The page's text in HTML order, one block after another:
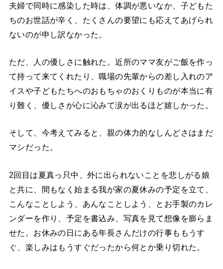
夫婦で同時に感染した時は、体調が悪いなか、子どもた
ちのお世話が辛く、たくさんの要望にも応えてあげられ
ないのが申し訳なかった。
ただ、人の優しさに触れた。近所のママ友がご飯を作っ
て持って来てくれたり、職場の先輩からの差し入れのア
イスや子どもたちへのおもちゃのおくりものが本当に有
り難く、優しさが心に沁みて涙が出るほど嬉しかった。
そして、今考えてみると、親の体力的なしんどさはまだ
マシだった。
2回目は夏真っ只中、外に出られないことを悲しがる娘
と共に、間もなく始まる我が家の夏休みの予定を立て、
こんなことしよう、あんなことしよう、とお手製のカレ
ンダーを作り、予定を書込み、写真を見て想像を膨らま
せた。お休みの日にある年長さんだけの行事ももうす
ぐ、楽しみはもうすぐだったから何とか乗り切れた。